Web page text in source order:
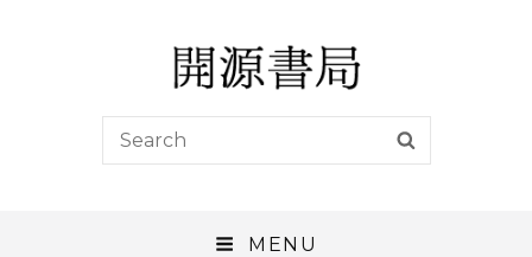
開源書局
開源書局出版有限公司
Search
for:
MENU